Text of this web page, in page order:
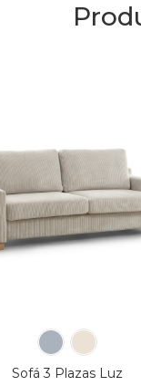
Sofá 3 Plazas Luz